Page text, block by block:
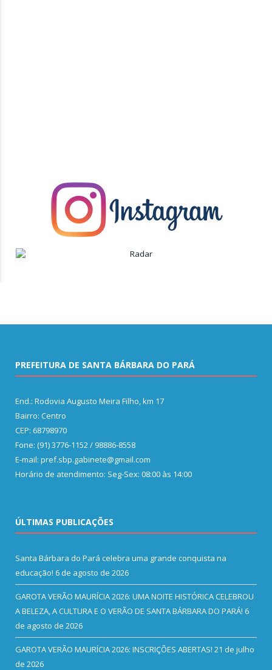
PREFEITURA DE SANTA BÁRBARA DO PARÁ
End.: Rodovia Augusto Meira Filho, km 17
Bairro: Centro
CEP: 68798970
Fone: (91) 3776-1152 / 98886-8558
E-mail: pref.sbp.gabinete@gmail.com
Horário de atendimento: Seg-Sex: 08:00 às 14:00
ÚLTIMAS PUBLICAÇÕES
Santa Bárbara do Pará celebra uma grande conquista na
educação! 6 de agosto de 2026
GAROTA VERÃO MAURÍCIA 2026: UMA NOITE HISTÓRICA CELEBROU
A BELEZA, A CULTURA E O VERÃO DE SANTA BÁRBARA DO PARÁ! 6
de agosto de 2026
GAROTA VERÃO MAURÍCIA 2026: INSCRIÇÕES ABERTAS! 21 de julho
de 2026